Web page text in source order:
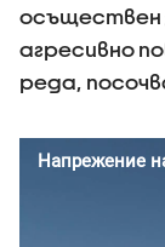
осъществен
агресивно
реда,